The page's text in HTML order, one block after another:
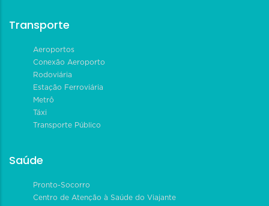
Transporte
Aeroportos
Conexão Aeroporto
Rodoviária
Estação Ferroviária
Metrô
Táxi
Transporte Público
Saúde
Pronto-Socorro
Centro de Atenção à Saúde do Viajante